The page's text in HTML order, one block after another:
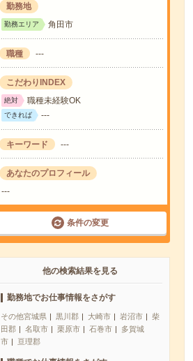
勤務地
勤務エリア 角田市
職種 ---
こだわりINDEX
絶対 職種未経験OK
できれば ---
キーワード ---
あなたのプロフィール
---
条件の変更
他の検索結果を見る
勤務地でお仕事情報をさがす
その他宮城県 黒川郡 大崎市 岩沼市
柴
田郡
名取市 栗原市 石巻市
多賀城
市
亘理郡